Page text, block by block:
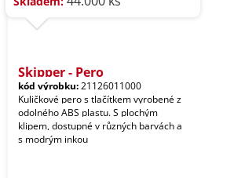
Skipper - Pero
kód výrobku:21126011000
Kuličkové pero s tlačítkem vyrobené z
odolného ABS plastu. S plochým
klipem, dostupné v různých barvách a
s modrým inkou